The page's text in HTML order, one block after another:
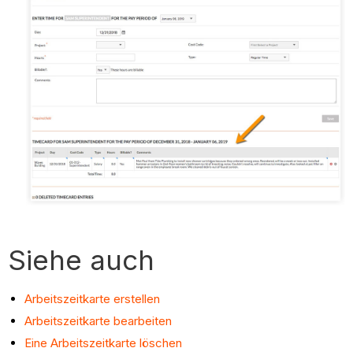
Siehe auch
Arbeitszeitkarte erstellen
Arbeitszeitkarte bearbeiten
Eine Arbeitszeitkarte löschen